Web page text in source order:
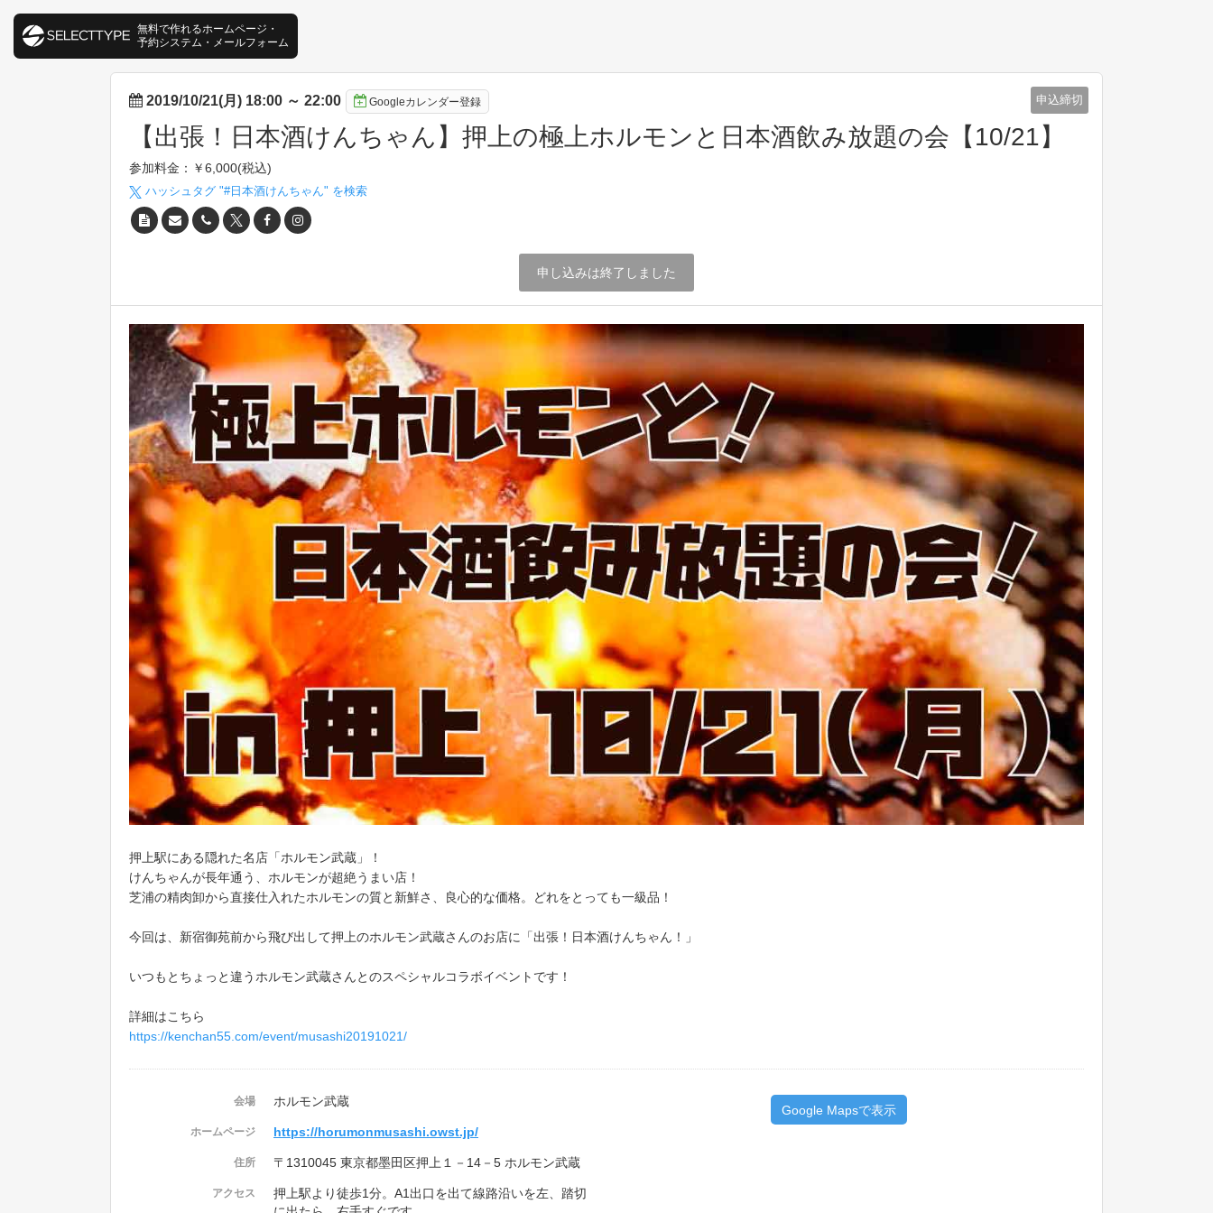
2019/10/21(月) 18:00 ～ 22:00 Googleカレンダー登録 申込締切
【出張！日本酒けんちゃん】押上の極上ホルモンと日本酒飲み放題の会【10/21】
参加料金：￥6,000(税込)
ハッシュタグ "#日本酒けんちゃん" を検索
申し込みは終了しました
押上駅にある隠れた名店「ホルモン武蔵」！
けんちゃんが長年通う、ホルモンが超絶うまい店！
芝浦の精肉卸から直接仕入れたホルモンの質と新鮮さ、良心的な価格。どれをとっても一級品！
今回は、新宿御苑前から飛び出して押上のホルモン武蔵さんのお店に「出張！日本酒けんちゃん！」
いつもとちょっと違うホルモン武蔵さんとのスペシャルコラボイベントです！
詳細はこちら
https://kenchan55.com/event/musashi20191021/
会場 ホルモン武蔵
ホームページ https://horumonmusashi.owst.jp/
住所 〒1310045 東京都墨田区押上１－14－5 ホルモン武蔵
アクセス
押上駅より徒歩1分。A1出口を出て線路沿いを左、踏切
Google Mapsで表示
無料で作れるホームページ・
予約システム・メールフォーム